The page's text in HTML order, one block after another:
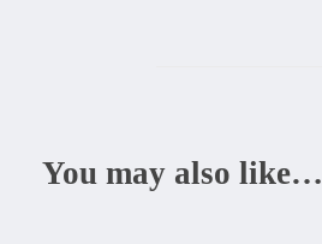
You may also like…